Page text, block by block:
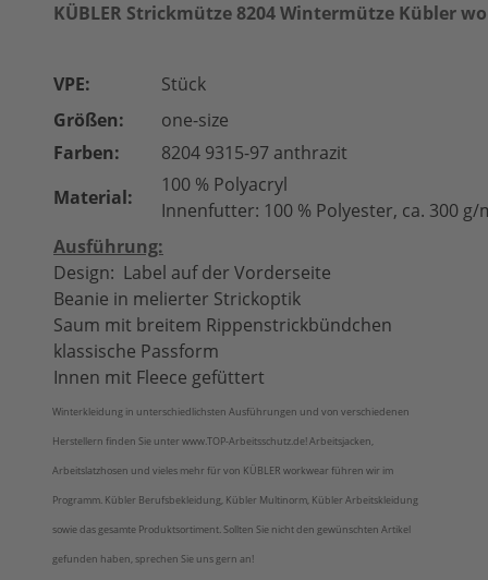
KÜBLER Strickmütze 8204 Wintermütze Kübler
VPE:
Stück
Größen:
one-size
Farben:
8204 9315-97 anthrazit
Material:
100 % Polyacryl
Innenfutter: 100 % Polyester, ca. 300 g/
Ausführung:
Design: Label auf der Vorderseite
Beanie in melierter Strickoptik
Saum mit breitem Rippenstrickbündchen
klassische Passform
Innen mit Fleece gefüttert
Winterkleidung in unterschiedlichsten Ausführungen und von verschiedenen
Herstellern finden Sie unter www.TOP-Arbeitsschutz.de! Arbeitsjacken,
Arbeitslatzhosen und vieles mehr für von KÜBLER workwear führen wir im
Programm. Kübler Berufsbekleidung, Kübler Multinorm, Kübler Arbeitskleidung
sowie das gesamte Produktsortiment. Sollten Sie nicht den gewünschten Artikel
gefunden haben, sprechen Sie uns gern an!